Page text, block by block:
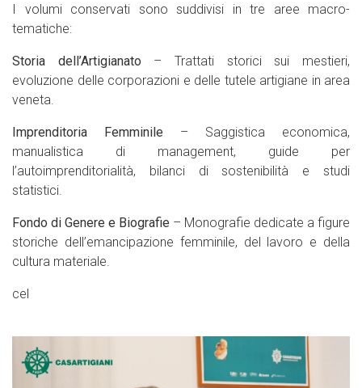
I volumi conservati sono suddivisi in tre aree macro-
tematiche:
Storia dell’Artigianato – Trattati storici sui mestieri,
evoluzione delle corporazioni e delle tutele artigiane in area
veneta.
Imprenditoria Femminile – Saggistica economica,
manualistica di management, guide per
l’autoimprenditorialità, bilanci di sostenibilità e studi
statistici.
Fondo di Genere e Biografie – Monografie dedicate a figure
storiche dell’emancipazione femminile, del lavoro e della
cultura materiale.
cel